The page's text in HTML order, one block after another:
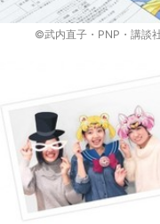
©武内直子・PNP・講談